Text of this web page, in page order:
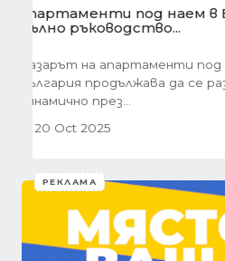
Готови завеси за хол
разстояние
Скъпи дами, нека си
най-голямото
обзавеждането...
01 Oct 2025
РЕКЛАМА